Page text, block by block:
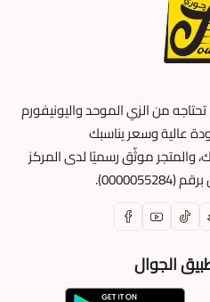
من الزي الموحد واليونيفورم
عالية وسعر يناسبك
والمتجر موثّق رسميًا لدى المركز
الجوال